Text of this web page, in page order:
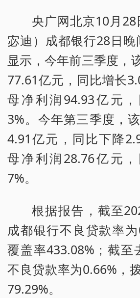
央广网北京10月
宓迪）成都银行28日
显示，今年前三季度，
77.61亿元，同比增长
母净利润94.93亿元
3%。今年第三季度，
4.91亿元，同比下降
母净利润28.76亿元
7%。
根据报告，截至
成都银行不良贷款率
覆盖率433.08%；截至
不良贷款率为0.66%，
79.29%。